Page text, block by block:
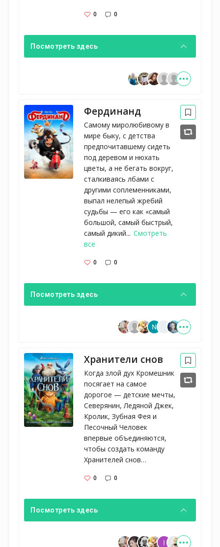
0 0
Посмотреть здесь
Фердинанд
Самому миролюбивому в
мире быку, с детства
предпочитавшему сидеть
под деревом и нюхать
цветы, а не бегать вокруг,
сталкиваясь лбами с
другими соплеменниками,
выпал нелепый жребий
судьбы — его как «самый
большой, самый быстрый,
самый дикий... Смотреть
все
0 0
Посмотреть здесь
Хранители снов
Когда злой дух Кромешник
посягает на самое
дорогое — детские мечты,
Северянин, Ледяной Джек,
Кролик, Зубная Фея и
Песочный Человек
впервые объединяются,
чтобы создать команду
Хранителей снов…
0 0
Посмотреть здесь